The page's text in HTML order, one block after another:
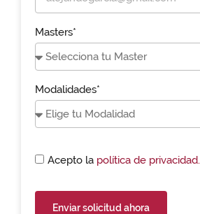
Masters*
Modalidades*
Acepto la política de privacidad.
Enviar solicitud ahora